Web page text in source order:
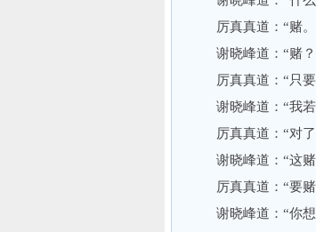
厉真真道：“赌。
谢晓峰道：“赌？
厉真真道：“只要
谢晓峰道：“我若
厉真真道：“对了
谢晓峰道：“这赌
厉真真道：“要赌
谢晓峰道：“你想